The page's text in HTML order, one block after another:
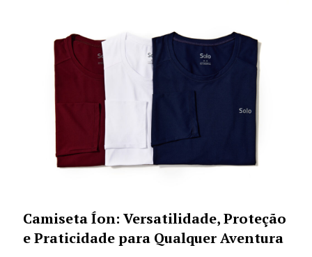
Camiseta Íon: Versatilidade, Proteção
e Praticidade para Qualquer Aventura